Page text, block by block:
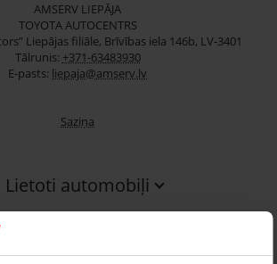
AMSERV LIEPĀJA
TOYOTA AUTOCENTRS
Liepājas filiāle, Brīvības iela 146b, LV-3401
Tālrunis: +371-63483930
E-pasts: liepaja@amserv.lv
Saziņa
Lietoti automobiļi
Serviss